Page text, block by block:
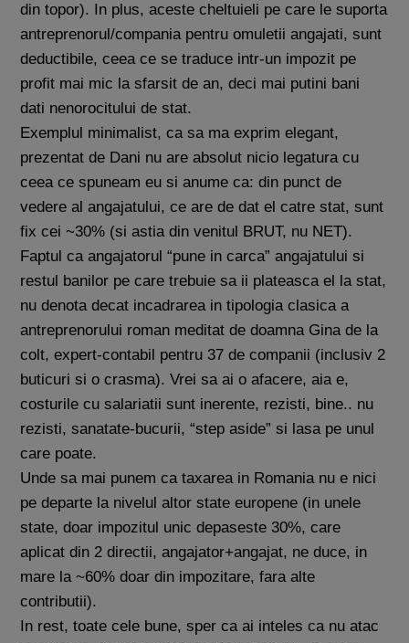
din topor). In plus, aceste cheltuieli pe care le suporta
antreprenorul/compania pentru omuletii angajati, sunt
deductibile, ceea ce se traduce intr-un impozit pe
profit mai mic la sfarsit de an, deci mai putini bani
dati nenorocitului de stat.
Exemplul minimalist, ca sa ma exprim elegant,
prezentat de Dani nu are absolut nicio legatura cu
ceea ce spuneam eu si anume ca: din punct de
vedere al angajatului, ce are de dat el catre stat, sunt
fix cei ~30% (si astia din venitul BRUT, nu NET).
Faptul ca angajatorul “pune in carca” angajatului si
restul banilor pe care trebuie sa ii plateasca el la stat,
nu denota decat incadrarea in tipologia clasica a
antreprenorului roman meditat de doamna Gina de la
colt, expert-contabil pentru 37 de companii (inclusiv 2
buticuri si o crasma). Vrei sa ai o afacere, aia e,
costurile cu salariatii sunt inerente, rezisti, bine.. nu
rezisti, sanatate-bucurii, “step aside” si lasa pe unul
care poate.
Unde sa mai punem ca taxarea in Romania nu e nici
pe departe la nivelul altor state europene (in unele
state, doar impozitul unic depaseste 30%, care
aplicat din 2 directii, angajator+angajat, ne duce, in
mare la ~60% doar din impozitare, fara alte
contributii).
In rest, toate cele bune, sper ca ai inteles ca nu atac